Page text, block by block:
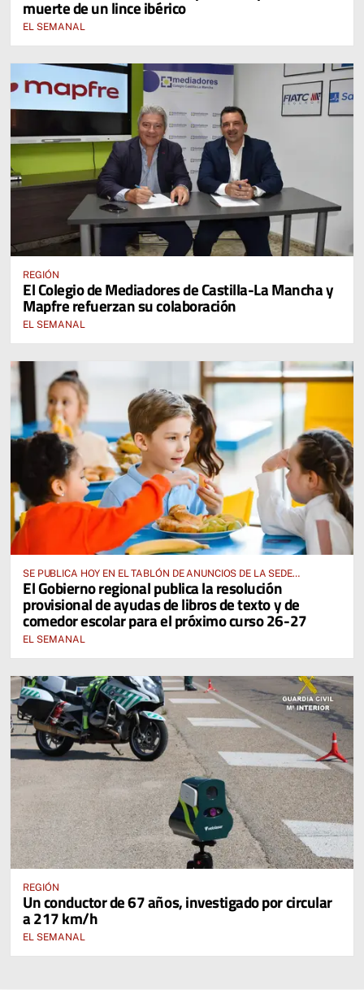
muerte de un lince ibérico
EL SEMANAL
REGIÓN
El Colegio de Mediadores de Castilla-La Mancha y
Mapfre refuerzan su colaboración
EL SEMANAL
SE PUBLICA HOY EN EL TABLÓN DE ANUNCIOS DE LA SEDE
ELECTRÓNICA DE LA JUNTA DE COMUNIDADES Y EN EL PORTAL DE
EDUCACIÓN DE CASTILLA-LA MANCHA
El Gobierno regional publica la resolución
provisional de ayudas de libros de texto y de
comedor escolar para el próximo curso 26-27
EL SEMANAL
REGIÓN
Un conductor de 67 años, investigado por circular
a 217 km/h
EL SEMANAL